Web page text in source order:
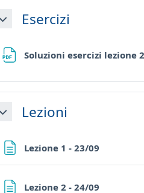
CollapseEsercizi
Soluzioni esercizi lezione
CollapseLezioni
Lezione 1 - 23/09
Lezione 2 - 24/09